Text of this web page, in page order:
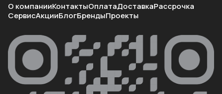
О компанииКонтактыОплатаДоставкаРассрочка
СервисАкцииБлогБрендыПроекты